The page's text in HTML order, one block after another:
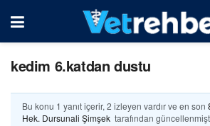
kedim 6.katdan dustu
Bu konu 1 yanıt içerir, 2 izleyen vardır ve en son
Hek. Dursunali Şimşek tarafından